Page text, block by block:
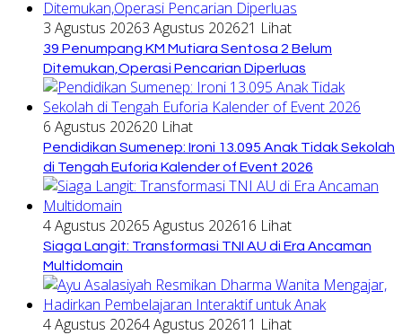
3 Agustus 20263 Agustus 202621 Lihat
39 Penumpang KM Mutiara Sentosa 2 Belum
Ditemukan,Operasi Pencarian Diperluas
6 Agustus 202620 Lihat
Pendidikan Sumenep: Ironi 13.095 Anak Tidak Sekolah
di Tengah Euforia Kalender of Event 2026
4 Agustus 20265 Agustus 202616 Lihat
Siaga Langit: Transformasi TNI AU di Era Ancaman
Multidomain
4 Agustus 20264 Agustus 202611 Lihat